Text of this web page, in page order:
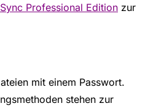
Professional Edition zur
mit einem Passwort.
stehen zur